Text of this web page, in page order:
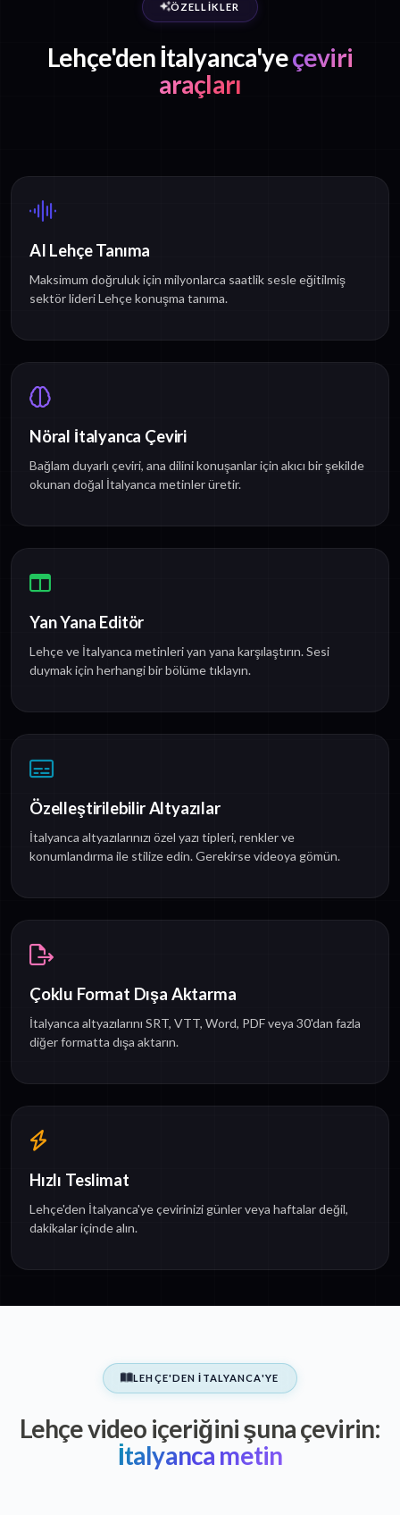
ÖZELLIKLER
Lehçe'den İtalyanca'yeçeviri
araçları
AI Lehçe Tanıma
Maksimum doğruluk için milyonlarca saatlik sesle eğitilmiş
sektör lideri Lehçe konuşma tanıma.
Nöral İtalyanca Çeviri
Bağlam duyarlı çeviri, ana dilini konuşanlar için akıcı bir şekilde
okunan doğal İtalyanca metinler üretir.
Yan Yana Editör
Lehçe ve İtalyanca metinleri yan yana karşılaştırın. Sesi
duymak için herhangi bir bölüme tıklayın.
Özelleştirilebilir Altyazılar
İtalyanca altyazılarınızı özel yazı tipleri, renkler ve
konumlandırma ile stilize edin. Gerekirse videoya gömün.
Çoklu Format Dışa Aktarma
İtalyanca altyazılarını SRT, VTT, Word, PDF veya 30'dan fazla
diğer formatta dışa aktarın.
Hızlı Teslimat
Lehçe'den İtalyanca'ye çevirinizi günler veya haftalar değil,
dakikalar içinde alın.
LEHÇE'DEN İTALYANCA'YE
Lehçe video içeriğini şuna çevirin:
İtalyanca metin